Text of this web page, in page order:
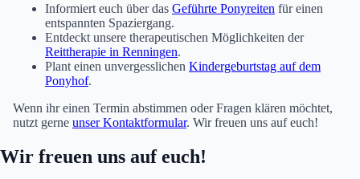
Informiert euch über das Geführte Ponyreiten für einen
entspannten Spaziergang.
Entdeckt unsere therapeutischen Möglichkeiten der
Reittherapie in Renningen.
Plant einen unvergesslichen Kindergeburtstag auf dem
Ponyhof.
Wenn ihr einen Termin abstimmen oder Fragen klären möchtet,
nutzt gerne unser Kontaktformular. Wir freuen uns auf euch!
Wir freuen uns auf euch!